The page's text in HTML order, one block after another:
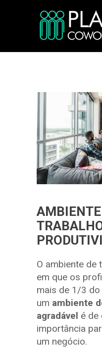
O ambiente de
em que os
mais de 1/3
um ambiente
agradável é de
importância
um negócio.